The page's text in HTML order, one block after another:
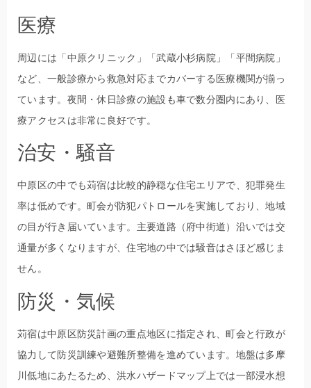
医療
周辺には「中原クリニック」「武蔵小杉病院」「平間病院」
など、一般診療から救急対応までカバーする医療機関が揃っ
ています。夜間・休日診療の施設も車で数分圏内にあり、医
療アクセスは非常に良好です。
治安・騒音
中原区の中でも苅宿は比較的静穏な住宅エリアで、犯罪発生
率は低めです。町会が防犯パトロールを実施しており、地域
の目が行き届いています。主要道路（府中街道）沿いでは交
通量が多くなりますが、住宅地の中では騒音はさほど感じま
せん。
防災・気候
苅宿は中原区防災計画の重点地区に指定され、町会と行政が
協力して防災訓練や避難所整備を進めています。地盤は多摩
川低地にあたるため、洪水ハザードマップ上では一部浸水想